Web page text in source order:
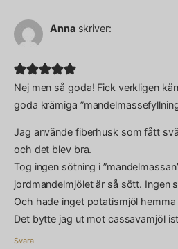
Anna skriver:
Nej men så goda! Fick verkligen
goda krämiga
Jag använde fiberhusk som fått
och det blev bra.
Tog ingen sötning i
jordmandelmjölet är så sött. Ingen
Och hade inget potatismjöl hemma
Det bytte jag ut mot cassavamjöl
Svara